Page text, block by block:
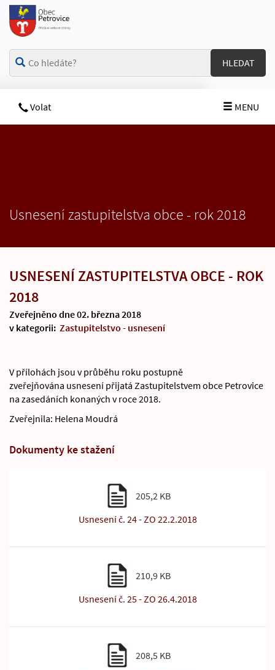
HLEDAT
MENU
Volat
Usnesení zastupitelstva obce - rok 2018
USNESENÍ ZASTUPITELSTVA OBCE - ROK
2018
Zveřejněno dne 02. března 2018
v kategorii: Zastupitelstvo - usnesení
V přílohách jsou v průběhu roku postupně
zveřejňována usnesení přijatá Zastupitelstvem obce Petrovice
na zasedáních konaných v roce 2018.
Zveřejnila: Helena Moudrá
Dokumenty ke stažení
205,2 KB
Usnesení č. 24 - ZO 22.2.2018
210,9 KB
Usnesení č. 25 - ZO 26.4.2018
208,5 KB